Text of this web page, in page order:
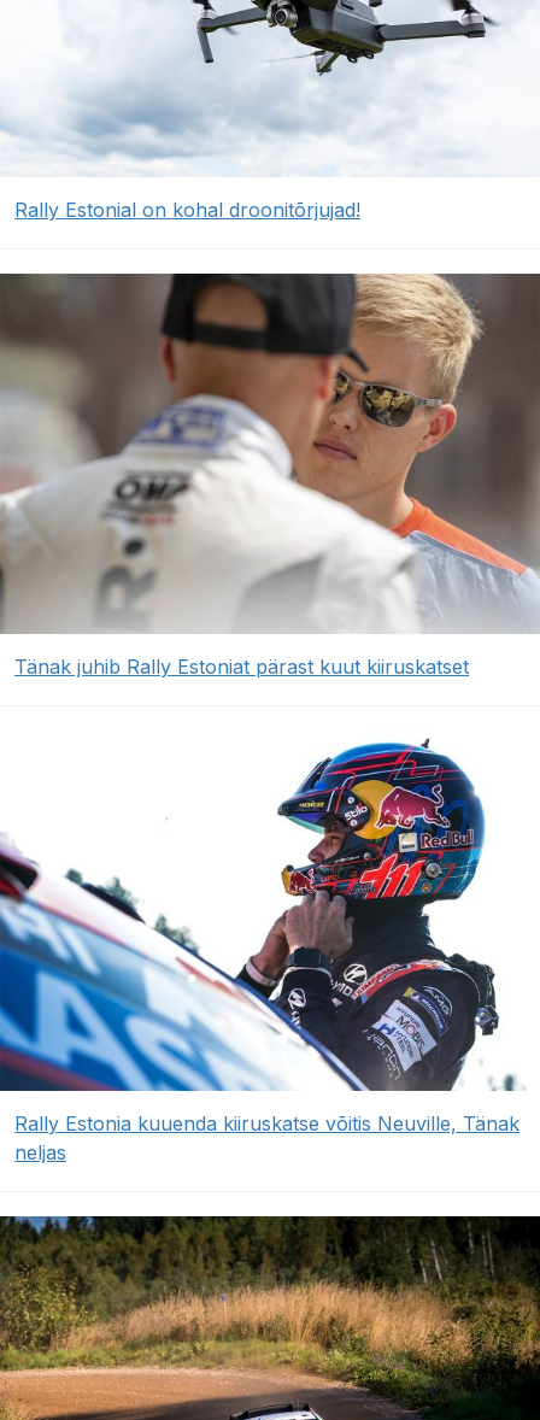
Rally Estonial on kohal droonitõrjujad!
Tänak juhib Rally Estoniat pärast kuut kiiruskatset
Rally Estonia kuuenda kiiruskatse võitis Neuville, Tänak
neljas